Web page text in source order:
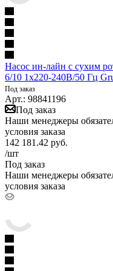
Насос ин-лайн с сухим
6/10 1х220-240В/50 Гц
Под заказ
Арт.: 98841196
Под заказ
Наши менеджеры
условия заказа
142 181.42 руб.
/шт
Под заказ
Наши менеджеры
условия заказа